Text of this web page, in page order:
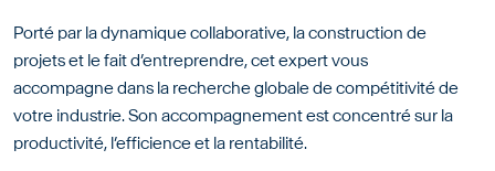
Porté par la dynamique collaborative, la construction de
projets et le fait d’entreprendre, cet expert vous
accompagne dans la recherche globale de compétitivité de
votre industrie. Son accompagnement est concentré sur la
productivité, l’efficience et la rentabilité.